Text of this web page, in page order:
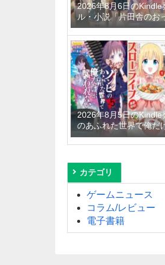
2026年8月6日のKindle
ル・小説「片田舎のお
11 ～ただの田舎の剣
大成した弟子たちが俺
～」「拾ったものは大
子狼に気に入られた男
「とあるおっさんの
巻」など
2026年8月5日のKindle
のあふれた世界で俺だ
巻」「人質生活から始
おかわり！ 1巻」「佐
カテゴリ
ゲームニュース
コラム/レビュー
電子書籍